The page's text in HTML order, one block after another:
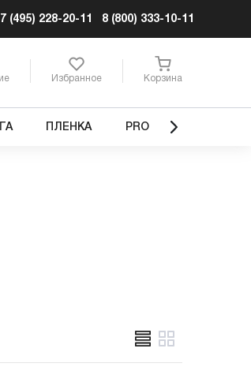
(495) 228-20-11 8 (800) 333-10-11
Избранное Корзина
ПЛЕНКА PRO